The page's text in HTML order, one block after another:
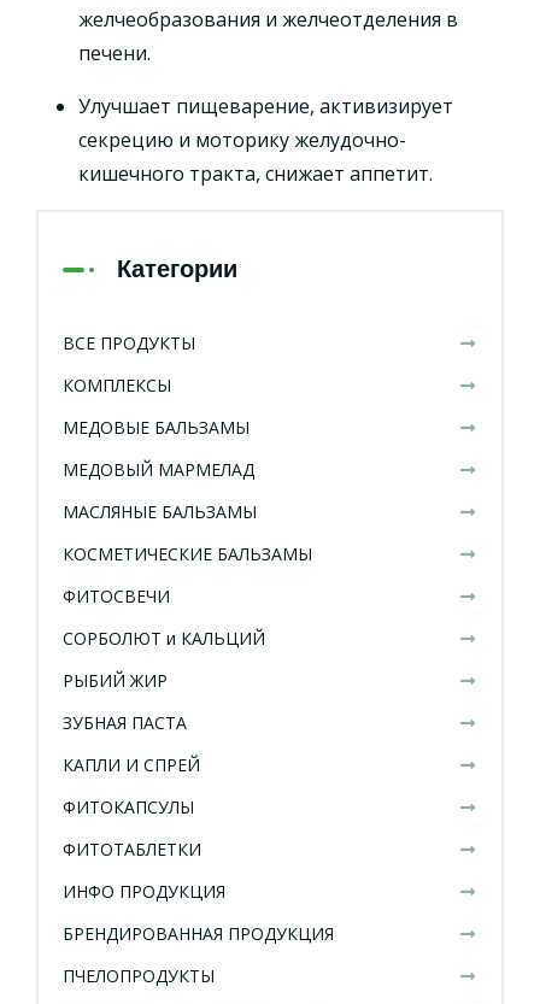
желчеобразования и желчеотделения в
печени.
Улучшает пищеварение, активизирует
секрецию и моторику желудочно-
кишечного тракта, снижает аппетит.
Категории
ВСЕ ПРОДУКТЫ
КОМПЛЕКСЫ
МЕДОВЫЕ БАЛЬЗАМЫ
МЕДОВЫЙ МАРМЕЛАД
МАСЛЯНЫЕ БАЛЬЗАМЫ
КОСМЕТИЧЕСКИЕ БАЛЬЗАМЫ
ФИТОСВЕЧИ
СОРБОЛЮТ и КАЛЬЦИЙ
РЫБИЙ ЖИР
ЗУБНАЯ ПАСТА
КАПЛИ И СПРЕЙ
ФИТОКАПСУЛЫ
ФИТОТАБЛЕТКИ
ИНФО ПРОДУКЦИЯ
БРЕНДИРОВАННАЯ ПРОДУКЦИЯ
ПЧЕЛОПРОДУКТЫ